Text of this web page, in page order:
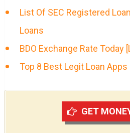
List Of SEC Registered
Loans
BDO Exchange Rate Today
Top 8 Best Legit Loan
GET